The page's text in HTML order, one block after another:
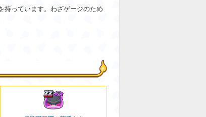
持っています。わざゲージのため